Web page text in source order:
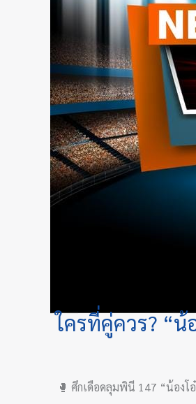
ใครที่คู่ควร? “น้
🥊 ศึกเดือดลุมพินี 147 “น้อง